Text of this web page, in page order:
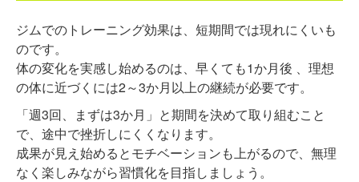
ジムでのトレーニング効果は、短期間では現れにくいも
のです。
体の変化を実感し始めるのは、早くても1か月後 、理想
の体に近づくには2～3か月以上の継続が必要です。
「週3回、まずは3か月」と期間を決めて取り組むこと
で、途中で挫折しにくくなります。
成果が見え始めるとモチベーションも上がるので、無理
なく楽しみながら習慣化を目指しましょう。